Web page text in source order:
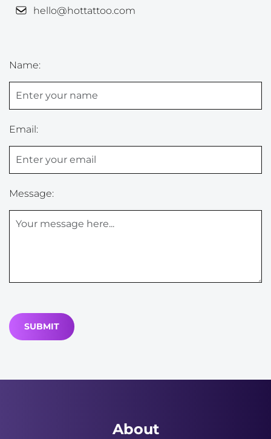
hello@hottattoo.com
Name:
Email:
Message:
About